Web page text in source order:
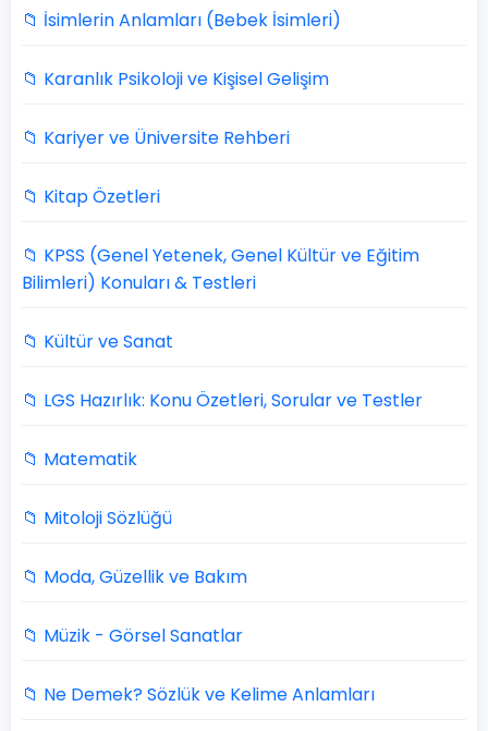
📁 İsimlerin Anlamları (Bebek İsimleri)
📁 Karanlık Psikoloji ve Kişisel Gelişim
📁 Kariyer ve Üniversite Rehberi
📁 Kitap Özetleri
📁 KPSS (Genel Yetenek, Genel Kültür ve Eğitim
Bilimleri) Konuları & Testleri
📁 Kültür ve Sanat
📁 LGS Hazırlık: Konu Özetleri, Sorular ve Testler
📁 Matematik
📁 Mitoloji Sözlüğü
📁 Moda, Güzellik ve Bakım
📁 Müzik - Görsel Sanatlar
📁 Ne Demek? Sözlük ve Kelime Anlamları